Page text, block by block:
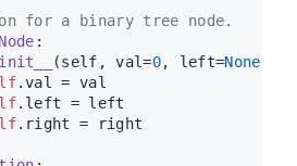
for a binary tree node.
:
(self, val=0, left=None
.val = val
.left = left
.right = right